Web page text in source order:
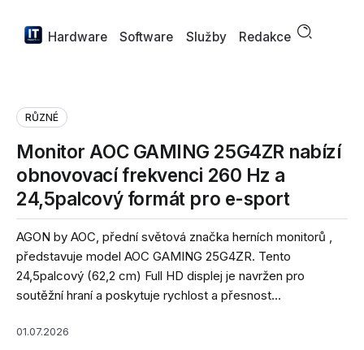
Hardware Software Služby Redakce
RŮZNÉ
Monitor AOC GAMING 25G4ZR nabízí
obnovovací frekvenci 260 Hz a
24,5palcový formát pro e-sport
AGON by AOC, přední světová značka herních monitorů ,
představuje model AOC GAMING 25G4ZR. Tento
24,5palcový (62,2 cm) Full HD displej je navržen pro
soutěžní hraní a poskytuje rychlost a přesnost...
01.07.2026